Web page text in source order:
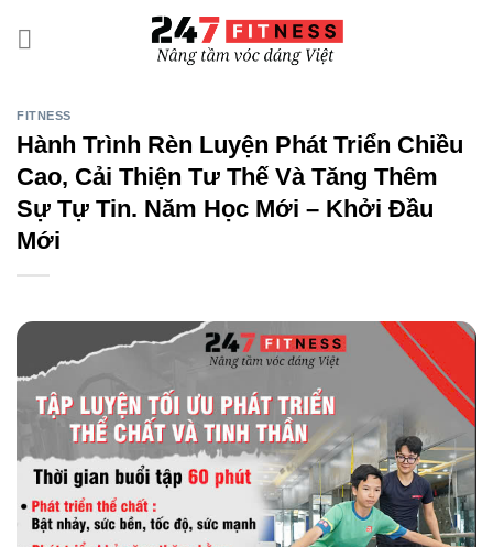
FITNESS
Hành Trình Rèn Luyện Phát Triển Chiều
Cao, Cải Thiện Tư Thế Và Tăng Thêm
Sự Tự Tin. Năm Học Mới – Khởi Đầu
Mới